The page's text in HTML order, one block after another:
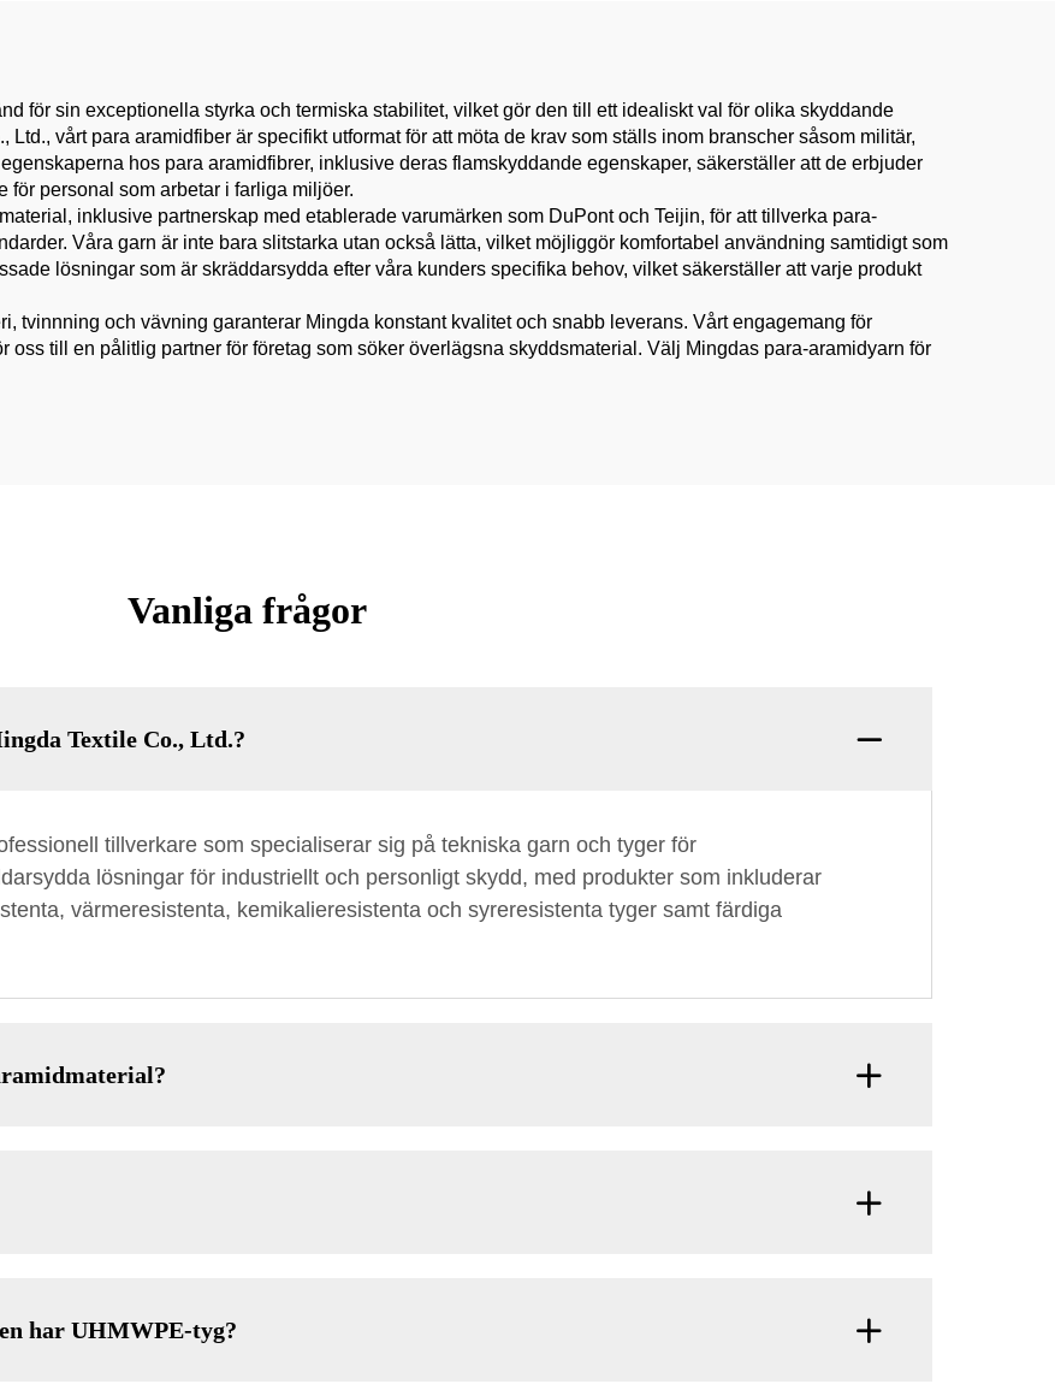
för sin exceptionella styrka och termiska stabilitet, vilket gör den till ett idealiskt val för olika skyddande
vårt para aramidfiber är specifikt utformat för att möta de krav som ställs inom branscher såsom militär,
hos para aramidfibrer, inklusive deras flamskyddande egenskaper, säkerställer att de erbjuder
för personal som arbetar i farliga miljöer.
inklusive partnerskap med etablerade varumärken som DuPont och Teijin, för att tillverka para-
Våra garn är inte bara slitstarka utan också lätta, vilket möjliggör komfortabel användning samtidigt som
lösningar som är skräddarsydda efter våra kunders specifika behov, vilket säkerställer att varje produkt
tvinnning och vävning garanterar Mingda konstant kvalitet och snabb leverans. Vårt engagemang för
oss till en pålitlig partner för företag som söker överlägsna skyddsmaterial. Välj Mingdas para-aramidyarn för
Vanliga frågor
Textile Co., Ltd.?
tillverkare som specialiserar sig på tekniska garn och tyger för
lösningar för industriellt och personligt skydd, med produkter som inkluderar
värmeresistenta, kemikalieresistenta och syreresistenta tyger samt färdiga
har UHMWPE-tyg?